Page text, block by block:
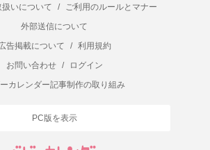
いについて
/
ご利用のルールとマナー
外部送信について
告掲載について
/
利用規約
お問い合わせ
/
ログイン
カレンダー記事制作の取り組み
PC版を表示